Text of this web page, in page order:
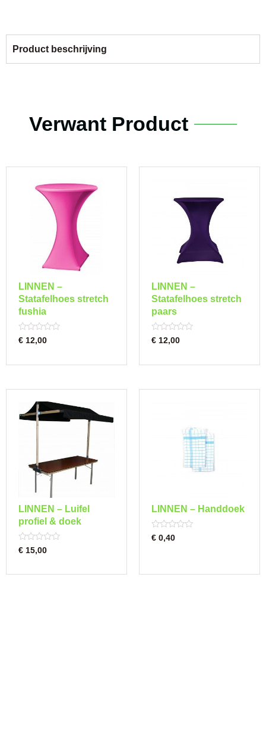
Product beschrijving
Verwant Product
LINNEN –
Statafelhoes stretch
fushia
Rated
0
€ 12,00
LINNEN –
Statafelhoes stretch
paars
Rated
0
€ 12,00
LINNEN – Luifel
profiel & doek
Rated
0
€ 15,00
LINNEN – Handdoek
Rated
0
€ 0,40